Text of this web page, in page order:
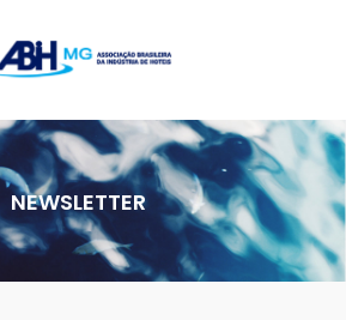
NEWSLETTER